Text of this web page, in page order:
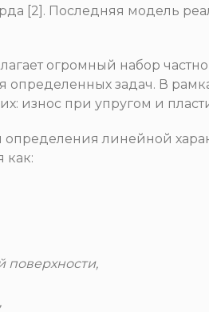
[2]. Последняя модель
огромный набор
задач. В
износ при упругом и
линейной
как:
поверхности,